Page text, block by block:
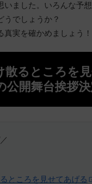
いました。いろんな予
うでしょうか？
真実を確かめましょう！
散るところを
公開舞台挨拶決
ところを見せてあげる